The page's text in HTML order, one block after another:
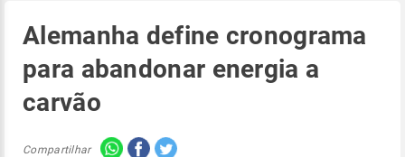
Alemanha define cronograma
para abandonar energia a
carvão
Compartilhar